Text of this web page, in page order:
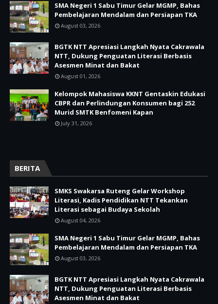
SMA Negeri 1 Sabu Timur Gelar MGMP, Bahas
Pembelajaran Mendalam dan Persiapan TKA
August 03, 2026
BGTK NTT Apresiasi Langkah Nyata Cakrawala
NTT, Dukung Penguatan Literasi Berbasis
Asesmen Minat dan Bakat
August 01, 2026
Kelompok Mahasiswa KKNT Gentaskin Edukasi
CBPR dan Perlindungan Konsumen bagi 252
Murid SMTK Benfomeni Kapan
July 31, 2026
BERITA
SMKS Swakarsa Ruteng Gelar Workshop
Literasi, Kadis Pendidikan NTT Tekankan
Literasi sebagai Budaya Sekolah
August 04, 2026
SMA Negeri 1 Sabu Timur Gelar MGMP, Bahas
Pembelajaran Mendalam dan Persiapan TKA
August 03, 2026
BGTK NTT Apresiasi Langkah Nyata Cakrawala
NTT, Dukung Penguatan Literasi Berbasis
Asesmen Minat dan Bakat